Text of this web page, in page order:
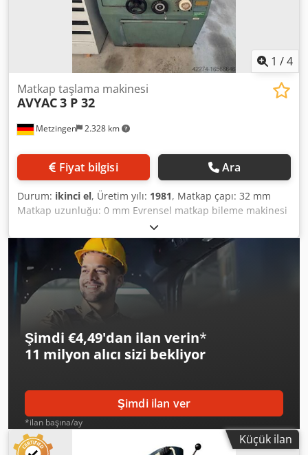
1 /4
Metzingen 2.328 km
Matkap taşlama makinesi
AVYAC3 P 32
Fiyat bilgisi Ara
Durum: ikinci el, Üretim yılı: 1981, Matkap çapı: 32 mm
Matkap uzunluğu: 0 mm Evrensel matkap bileme makinesi
Chodpfjt Hwn Aex Ailea bol miktarda aksesuar ile
Şimdi €4,49'dan ilan verin*
11 milyon alıcı sizi bekliyor
Şimdi ilan ver
*ilan başına/ay
Küçük ilan